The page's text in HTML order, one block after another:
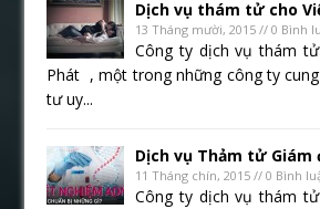
Dịch vụ thám tử cho
13 Tháng mười, 2015 // 0 Bình
Công ty dịch vụ thám
Phát , một trong những công ty
tư uy...
Dịch vụ Thảm tử Giám
11 Tháng chín, 2015 // 0 Bình
Công ty dịch vụ thám